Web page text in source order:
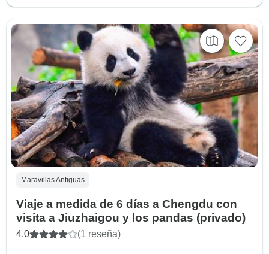
Maravillas Antiguas
Viaje a medida de 6 días a Chengdu con
visita a Jiuzhaigou y los pandas (privado)
4.0 (1 reseña)